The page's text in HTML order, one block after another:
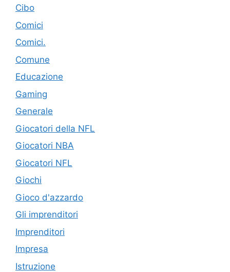
Cibo
Comici
Comici.
Comune
Educazione
Gaming
Generale
Giocatori della NFL
Giocatori NBA
Giocatori NFL
Giochi
Gioco d'azzardo
Gli imprenditori
Imprenditori
Impresa
Istruzione